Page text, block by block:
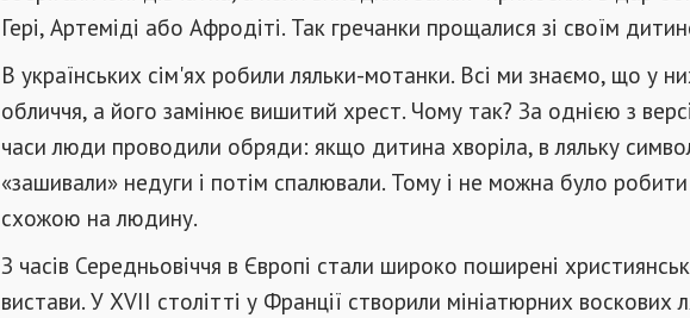
Гері, Артеміді або Афродіті. Так гречанки прощалися зі своїм
В українських сім'ях робили ляльки-мотанки. Всі ми знаємо, що у
обличчя, а його замінює вишитий хрест. Чому так? За однією з
часи люди проводили обряди: якщо дитина хворіла, в ляльку
«зашивали» недуги і потім спалювали. Тому і не можна було робити
схожою на людину.
З часів Середньовіччя в Європі стали широко поширені
вистави. У XVII столітті у Франції створили мініатюрних воскових